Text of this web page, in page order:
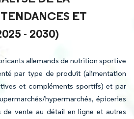
ET
- 2030)
allemands de nutrition sportive
par type de produit (alimentation
et compléments sportifs) et par
hypermarchés, épiceries
de vente au détail en ligne et autres